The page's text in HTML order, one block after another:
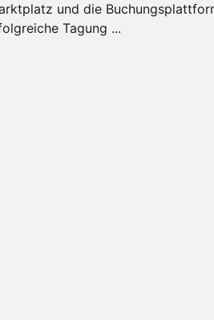
und die
Tagung ...